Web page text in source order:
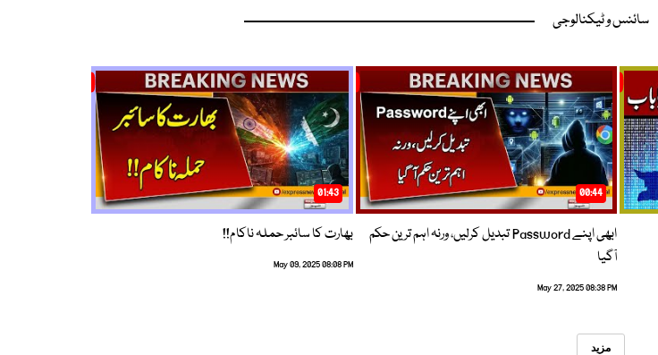
سائنس و ٹیکنالوجی
00:44
ابھی اپنے Password تبدیل کرلیں، ورنہ اہم ترین حکم
آگیا
May 27, 2025 08:38 PM
01:43
بھارت کا سائبر حملہ ناکام!!
May 09, 2025 08:08 PM
مزید